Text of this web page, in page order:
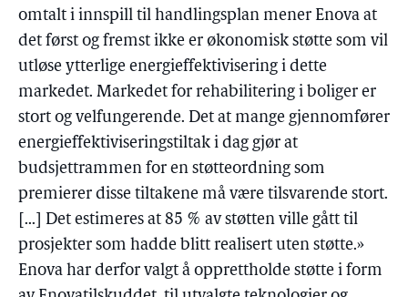
omtalt i innspill til handlingsplan mener Enova at
det først og fremst ikke er økonomisk støtte som vil
utløse ytterlige energieffektivisering i dette
markedet. Markedet for rehabilitering i boliger er
stort og velfungerende. Det at mange gjennomfører
energieffektiviseringstiltak i dag gjør at
budsjettrammen for en støtteordning som
premierer disse tiltakene må være tilsvarende stort.
[...] Det estimeres at 85 % av støtten ville gått til
prosjekter som hadde blitt realisert uten støtte.»
Enova har derfor valgt å opprettholde støtte i form